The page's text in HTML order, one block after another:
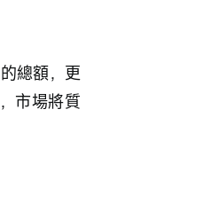
總額，更
市場將質